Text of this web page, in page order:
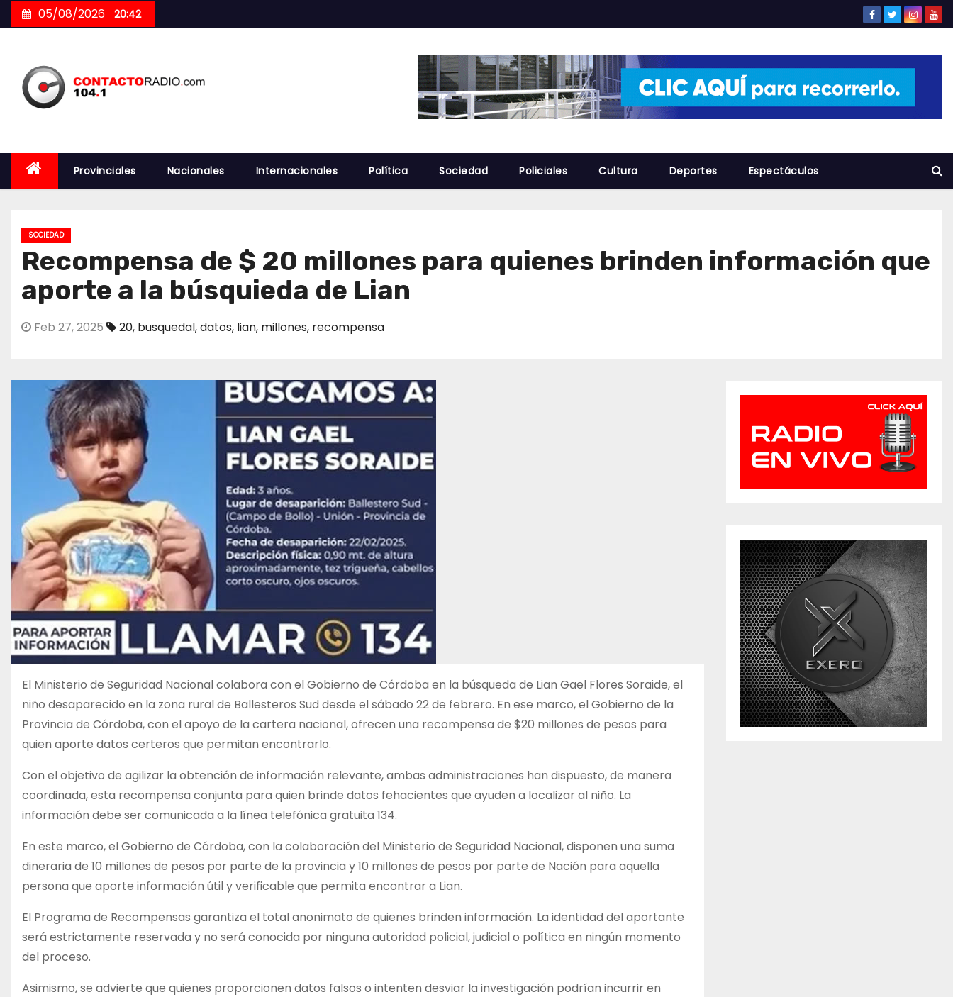
to
05/08/2026 20:42
Provinciales Nacionales Internacionales Política Sociedad Policiales Cultura Deportes Espectáculos
SOCIEDAD
Recompensa de $ 20 millones para quienes brinden información que
aporte a la búsquieda de Lian
Feb 27, 2025 20, busquedal,datos, lian, millones, recompensa
El Ministerio de Seguridad Nacional colabora con el Gobierno de Córdoba en la búsqueda de Lian Gael Flores Soraide, el
niño desaparecido en la zona rural de Ballesteros Sud desde el sábado 22 de febrero. En ese marco, el Gobierno de la
Provincia de Córdoba, con el apoyo de la cartera nacional, ofrecen una recompensa de $20 millones de pesos para
quien aporte datos certeros que permitan encontrarlo.
Con el objetivo de agilizar la obtención de información relevante, ambas administraciones han dispuesto, de manera
coordinada, esta recompensa conjunta para quien brinde datos fehacientes que ayuden a localizar al niño. La
información debe ser comunicada a la línea telefónica gratuita 134.
En este marco, el Gobierno de Córdoba, con la colaboración del Ministerio de Seguridad Nacional, disponen una suma
dineraria de 10 millones de pesos por parte de la provincia y 10 millones de pesos por parte de Nación para aquella
persona que aporte información útil y verificable que permita encontrar a Lian.
El Programa de Recompensas garantiza el total anonimato de quienes brinden información. La identidad del aportante
será estrictamente reservada y no será conocida por ninguna autoridad policial, judicial o política en ningún momento
del proceso.
Asimismo, se advierte que quienes proporcionen datos falsos o intenten desviar la investigación podrían incurrir en